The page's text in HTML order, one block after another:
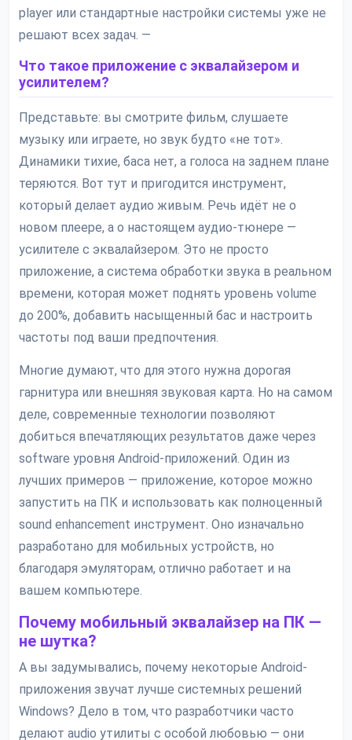
player или стандартные настройки системы уже не
решают всех задач. —
Что такое приложение с эквалайзером и
усилителем?
Представьте: вы смотрите фильм, слушаете
музыку или играете, но звук будто «не тот».
Динамики тихие, баса нет, а голоса на заднем плане
теряются. Вот тут и пригодится инструмент,
который делает аудио живым. Речь идёт не о
новом плеере, а о настоящем аудио-тюнере —
усилителе с эквалайзером. Это не просто
приложение, а система обработки звука в реальном
времени, которая может поднять уровень volume
до 200%, добавить насыщенный бас и настроить
частоты под ваши предпочтения.
Многие думают, что для этого нужна дорогая
гарнитура или внешняя звуковая карта. Но на самом
деле, современные технологии позволяют
добиться впечатляющих результатов даже через
software уровня Android-приложений. Один из
лучших примеров — приложение, которое можно
запустить на ПК и использовать как полноценный
sound enhancement инструмент. Оно изначально
разработано для мобильных устройств, но
благодаря эмуляторам, отлично работает и на
вашем компьютере.
Почему мобильный эквалайзер на ПК —
не шутка?
А вы задумывались, почему некоторые Android-
приложения звучат лучше системных решений
Windows? Дело в том, что разработчики часто
делают audio утилиты с особой любовью — они